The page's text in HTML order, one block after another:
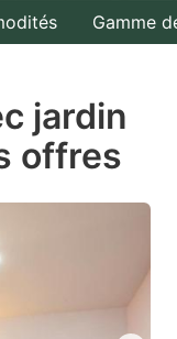
Gamme
jardin
offres